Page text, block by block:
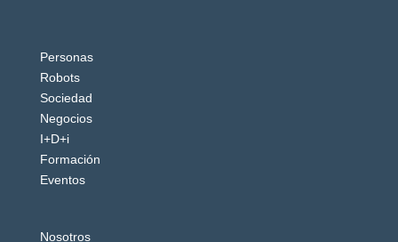
Personas
Robots
Sociedad
Negocios
I+D+i
Formación
Eventos
Nosotros